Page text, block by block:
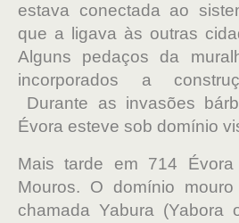
estava conectada ao
que a ligava às outras
Alguns pedaços da
incorporados a
Durante as invasões
Évora esteve sob domínio
Mais tarde em 714
Mouros. O domínio
chamada Yabura (Yabora